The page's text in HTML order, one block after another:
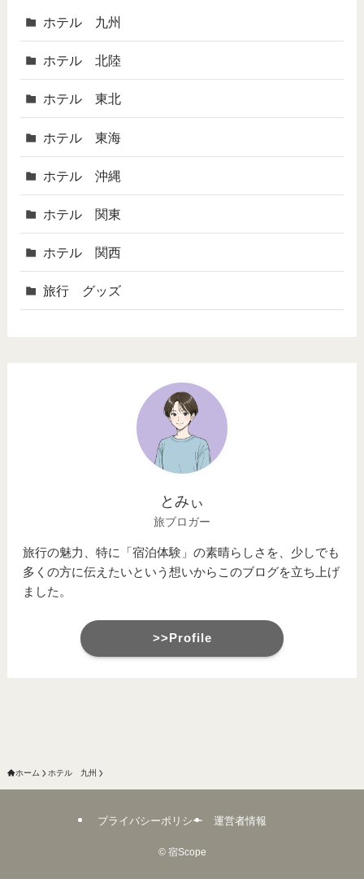
ホテル 九州
ホテル 北陸
ホテル 東北
ホテル 東海
ホテル 沖縄
ホテル 関東
ホテル 関西
旅行 グッズ
とみぃ
旅ブロガー
旅行の魅力、特に「宿泊体験」の素晴らしさを、少しでも
多くの方に伝えたいという想いからこのブログを立ち上げ
ました。
>>Profile
ホーム ホテル 九州
プライバシーポリシー 運営者情報
©宿Scope